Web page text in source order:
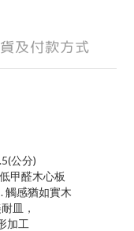
及付款方式
公分)
甲醛木心板
觸感猶如實木
皿，
加工